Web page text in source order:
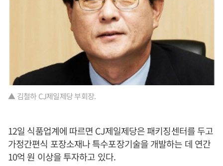
▲ 김철하 CJ제일제당 부회장.
12일 식품업계에 따르면 CJ제일제당은 패키징센터를 두고
가정간편식 포장소재나 특수포장기술을 개발하는 데 연간
10억 원 이상을 투자하고 있다.